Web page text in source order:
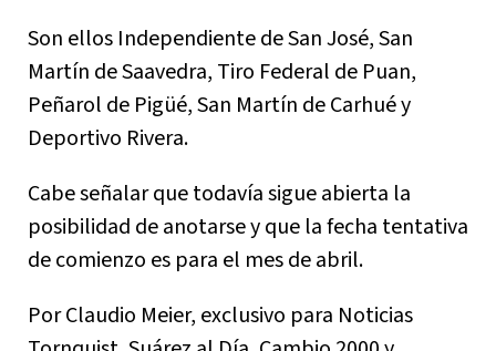
Son ellos Independiente de San José, San
Martín de Saavedra, Tiro Federal de Puan,
Peñarol de Pigüé, San Martín de Carhué y
Deportivo Rivera.
Cabe señalar que todavía sigue abierta la
posibilidad de anotarse y que la fecha tentativa
de comienzo es para el mes de abril.
Por Claudio Meier, exclusivo para Noticias